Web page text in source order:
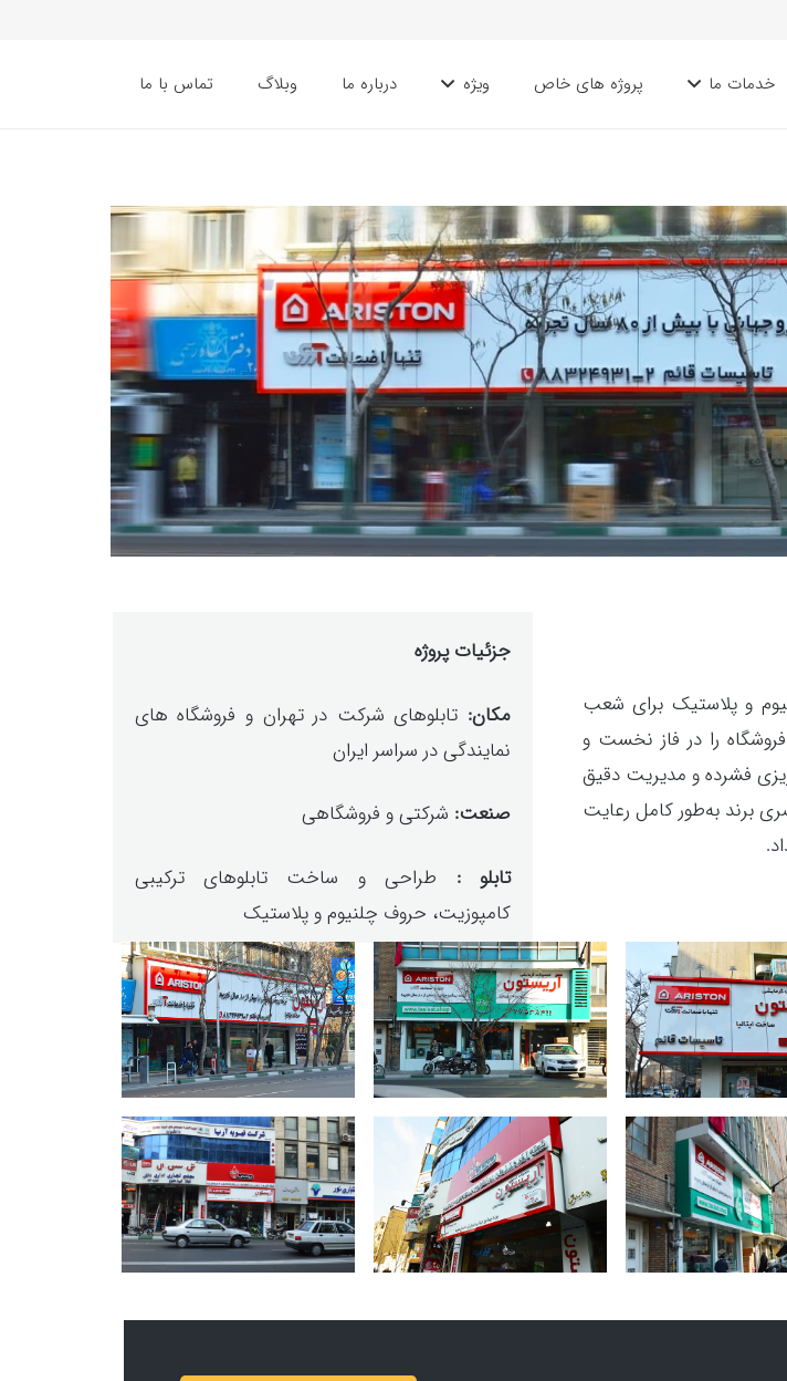
خدمات ما پروژه های خاص ویژه درباره ما وبلاگ تماس با ما
و پلاستیک برای شعب
مختلف آریستون انجام شد. با توجه به اینکه شرکت می‌بایست تابلوهای ۷ فروشگاه را در فاز نخست و
فشرده و مدیریت دقیق
برند به‌طور کامل رعایت
جزئیات پروژه
مکان: تابلوهای شرکت در تهران و فروشگاه های
نمایندگی در سراسر ایران
صنعت: شرکتی و فروشگاهی
تابلو : طراحی و ساخت تابلوهای ترکیبی
کامپوزیت، حروف چلنیوم و پلاستیک